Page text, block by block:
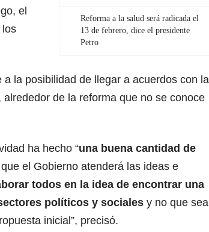
Reforma a la salud será radicada el
13 de febrero, dice el presidente
Petro
el
los
la posibilidad de llegar a acuerdos con la
alrededor de la reforma que no se conoce
ha hecho “una buena cantidad de
el Gobierno atenderá las ideas e
todos en la idea de encontrar una
políticos y sociales y no que sea
inicial”, precisó.